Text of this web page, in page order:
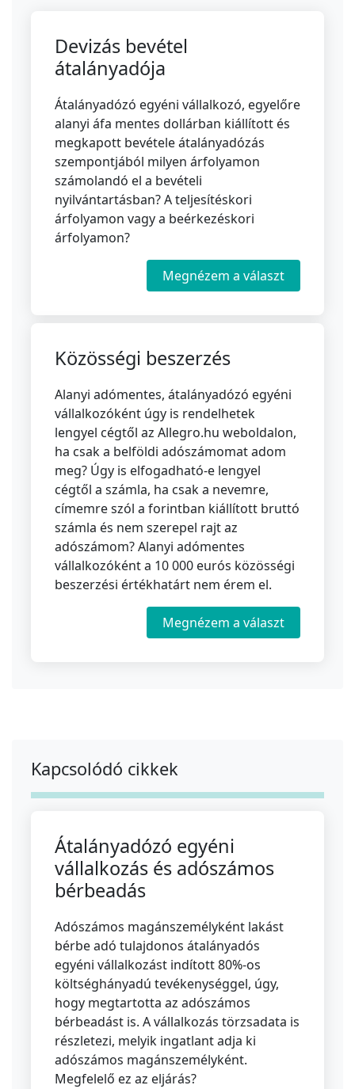
Devizás bevétel
átalányadója
Átalányadózó egyéni vállalkozó, egyelőre
alanyi áfa mentes dollárban kiállított és
megkapott bevétele átalányadózás
szempontjából milyen árfolyamon
számolandó el a bevételi
nyilvántartásban? A teljesítéskori
árfolyamon vagy a beérkezéskori
árfolyamon?
Megnézem a választ
Közösségi beszerzés
Alanyi adómentes, átalányadózó egyéni
vállalkozóként úgy is rendelhetek
lengyel cégtől az Allegro.hu weboldalon,
ha csak a belföldi adószámomat adom
meg? Úgy is elfogadható-e lengyel
cégtől a számla, ha csak a nevemre,
címemre szól a forintban kiállított bruttó
számla és nem szerepel rajt az
adószámom? Alanyi adómentes
vállalkozóként a 10 000 eurós közösségi
beszerzési értékhatárt nem érem el.
Megnézem a választ
Kapcsolódó cikkek
Átalányadózó egyéni
vállalkozás és adószámos
bérbeadás
Adószámos magánszemélyként lakást
bérbe adó tulajdonos átalányadós
egyéni vállalkozást indított 80%-os
költséghányadú tevékenységgel, úgy,
hogy megtartotta az adószámos
bérbeadást is. A vállalkozás törzsadata is
részletezi, melyik ingatlant adja ki
adószámos magánszemélyként.
Megfelelő ez az eljárás?